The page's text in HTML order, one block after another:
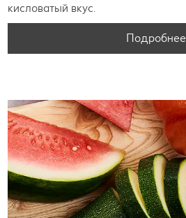
кисловатый вкус.
Подробнее